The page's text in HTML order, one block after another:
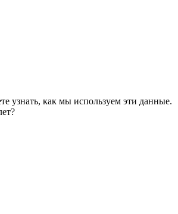
узнать, как мы используем эти данные.